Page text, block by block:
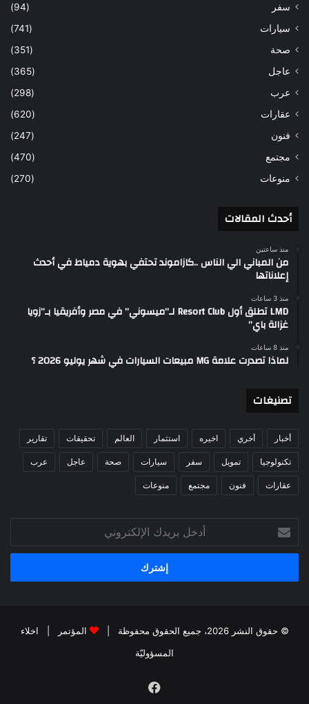
سفر
(94)
سيارات
(741)
صحة
(351)
عاجل
(365)
عرب
(298)
عقارات
(620)
فنون
(247)
مجتمع
(470)
منوعات
(270)
أحدث المقالات
منذ ساعتين
من المباني الي الناس ..كازاموند تحتفي بهوية دمياط في أحدث
إعلاناتها
منذ 3 ساعات
LMD تطلق أول Resort Club لـ”ميسوني” في مصر وأفريقيا بـ”زويا
غزالة باي”
منذ 8 ساعات
لماذا تصدرت علامة MG مبيعات السيارات في شهر يوليو 2026 ؟
تصنيغات
أخبار أخري اخيره استثمار العالم تحقيقات تقارير
تكنولوجيا تمويل سفر سيارات صحة عاجل عرب
عقارات فنون مجتمع منوعات
بريدك
الإلكتروني
© حقوق النشر 2026، جميع الحقوق محفوظة | المؤتمر
اخلاء
المسؤوليّة
فيسبوك